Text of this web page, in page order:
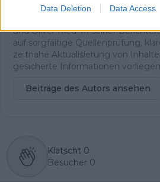
Data Deletion Data Access
mit den Kolleginnen und Kollegen
und Oliver Ried. In seiner
auf sorgfältige Quellenprüfung,
zeitnahe Aktualisierung von
gesicherte Informationen
Beiträge des Autors ansehen
Klatscht 0
Besucher 0